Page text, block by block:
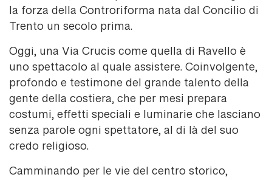
la forza della Controriforma nata dal Concilio di
Trento un secolo prima.
Oggi, una Via Crucis come quella di Ravello è
uno spettacolo al quale assistere. Coinvolgente,
profondo e testimone del grande talento della
gente della costiera, che per mesi prepara
costumi, effetti speciali e luminarie che lasciano
senza parole ogni spettatore, al di là del suo
credo religioso.
Camminando per le vie del centro storico,